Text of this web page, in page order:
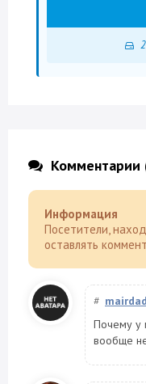
Комментарии
Информация
Посетители,
оставлять
#
Почему у
вообще